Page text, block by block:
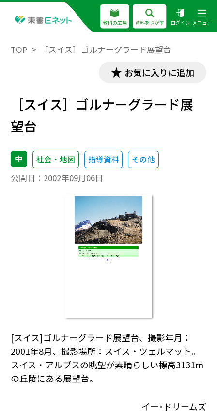
教科の広場 資料をさがす ログイン メニュー
TOP ［スイス］ゴルナーグラード展望台
お気に入りに追加
［スイス］ゴルナーグラード展
望台
中 社会・地図 指導資料 その他
公開日： 2002年09月06日
[スイス]ゴルナーグラード展望台、撮影年月：
2001年8月、撮影場所：スイス・ツェルマット。
スイス・アルプスの眺望が素晴らしい標高3131m
の丘陵にある展望台。
イー･ドリームズ